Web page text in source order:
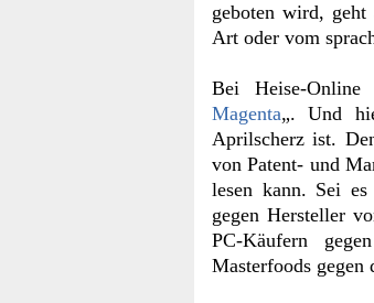
geboten wird,
Art oder vom
Bei Heise-
Magenta„. Und
Aprilscherz ist.
von Patent- und
lesen kann. Sei
gegen Hersteller
PC-Käufern
Masterfoods gegen